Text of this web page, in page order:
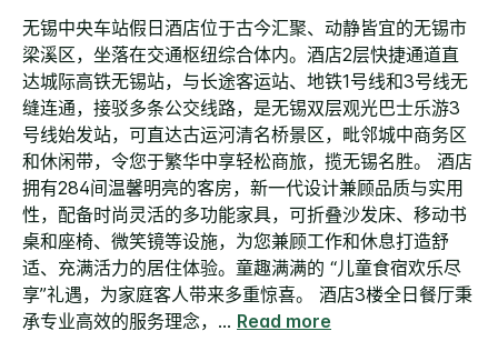
无锡中央车站假日酒店位于古今汇聚、动静皆宜的无锡市
梁溪区，坐落在交通枢纽综合体内。酒店2层快捷通道直
达城际高铁无锡站，与长途客运站、地铁1号线和3号线无
缝连通，接驳多条公交线路，是无锡双层观光巴士乐游3
号线始发站，可直达古运河清名桥景区，毗邻城中商务区
和休闲带，令您于繁华中享轻松商旅，揽无锡名胜。 酒店
拥有284间温馨明亮的客房，新一代设计兼顾品质与实用
性，配备时尚灵活的多功能家具，可折叠沙发床、移动书
桌和座椅、微笑镜等设施，为您兼顾工作和休息打造舒
适、充满活力的居住体验。童趣满满的 “儿童食宿欢乐尽
享”礼遇，为家庭客人带来多重惊喜。 酒店3楼全日餐厅秉
承专业高效的服务理念， ... Read more